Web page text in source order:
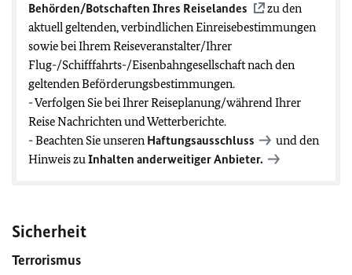
Behörden/Botschaften Ihres Reiselandes
zu den
aktuell geltenden, verbindlichen Einreisebestimmungen
sowie bei Ihrem Reiseveranstalter/Ihrer
Flug-/Schifffahrts-/Eisenbahngesellschaft nach den
geltenden Beförderungsbestimmungen.
- Verfolgen Sie bei Ihrer Reiseplanung/während Ihrer
Reise Nachrichten und Wetterberichte.
- Beachten Sie unseren Haftungsausschluss
und den
Hinweis zuInhalten anderweitiger Anbieter.
Sicherheit
Terrorismus